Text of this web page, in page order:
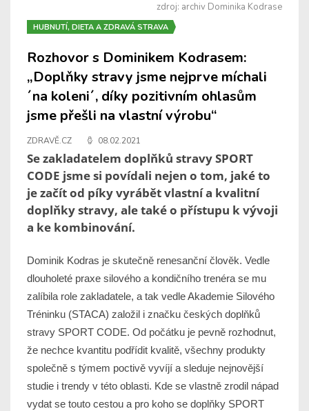
zdroj: archiv Dominika Kodrase
HUBNUTÍ, DIETA A ZDRAVÁ STRAVA
Rozhovor s Dominikem Kodrasem:
„Doplňky stravy jsme nejprve míchali
´na koleni´, díky pozitivním ohlasům
jsme přešli na vlastní výrobu“
ZDRAVĚ.CZ 08.02.2021
Se zakladatelem doplňků stravy SPORT
CODE jsme si povídali nejen o tom, jaké to
je začít od píky vyrábět vlastní a kvalitní
doplňky stravy, ale také o přístupu k vývoji
a ke kombinování.
Dominik Kodras je skutečně renesanční člověk. Vedle
dlouholeté praxe silového a kondičního trenéra se mu
zalíbila role zakladatele, a tak vedle Akademie Silového
Tréninku (STACA) založil i značku českých doplňků
stravy SPORT CODE. Od počátku je pevně rozhodnut,
že nechce kvantitu podřídit kvalitě, všechny produkty
společně s týmem poctivě vyvíjí a sleduje nejnovější
studie i trendy v této oblasti. Kde se vlastně zrodil nápad
vydat se touto cestou a pro koho se doplňky SPORT